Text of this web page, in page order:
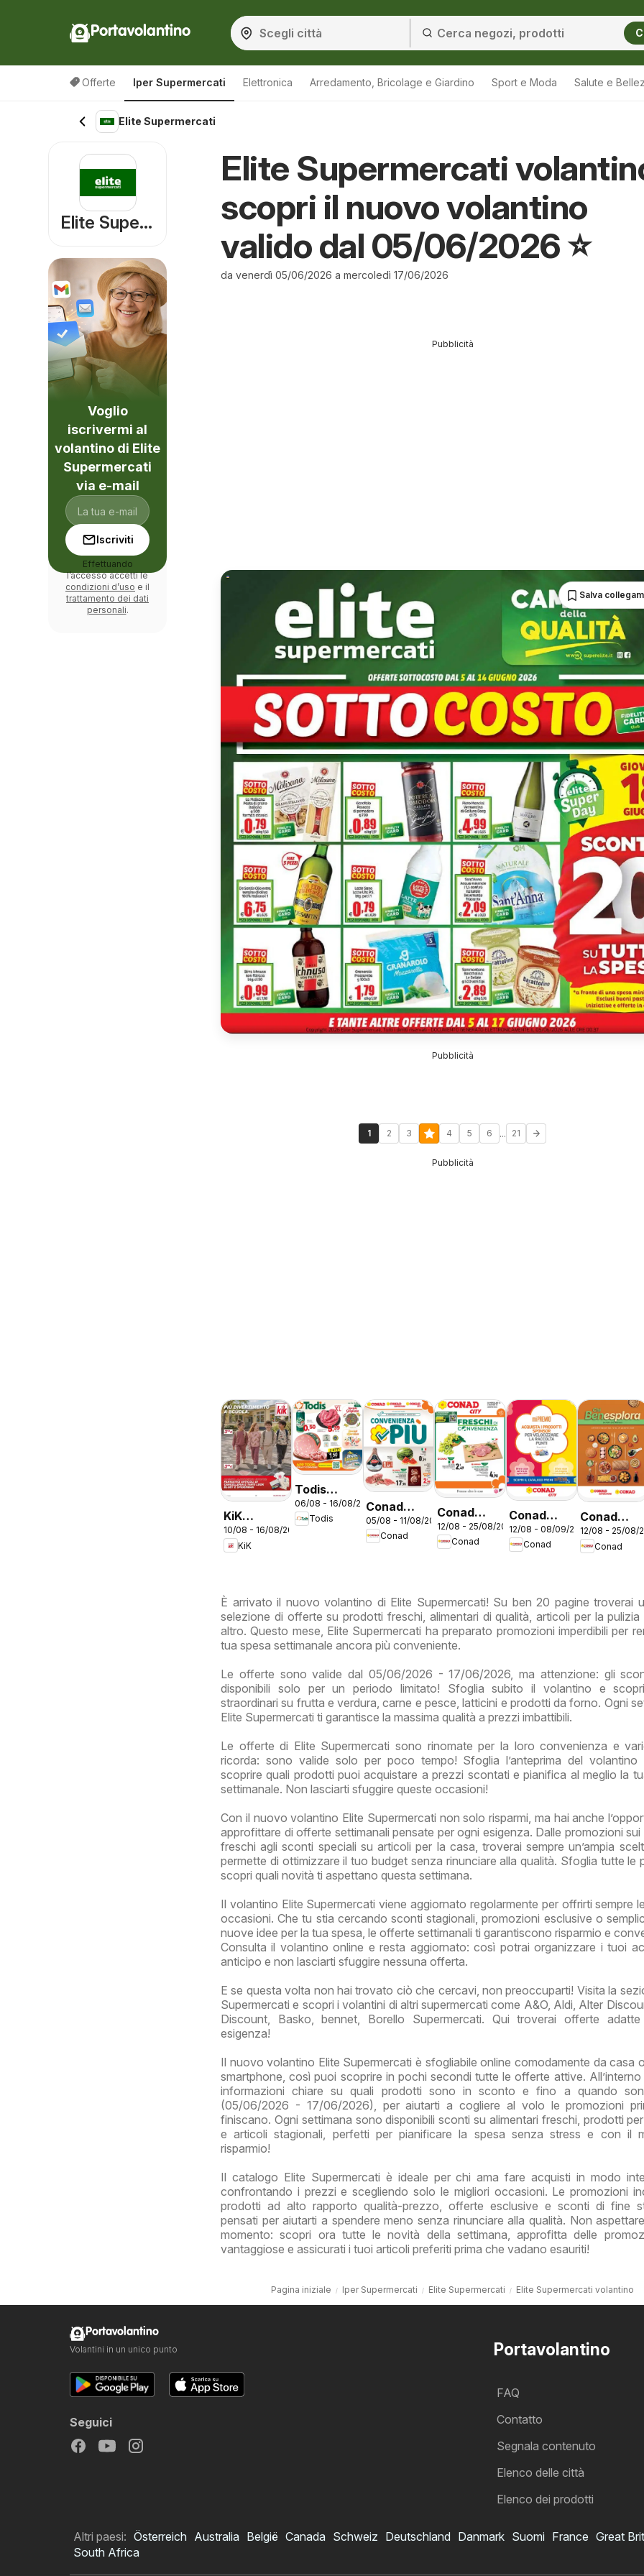
Portavolantino
Offerte Iper Supermercati Elettronica Arredamento, Bricolage e Giardino Sport e Moda Salute e
Elite Supermercati
Elite Supermercati
scopri il nuovo volantino
valido dal 05/06/2026 ⭐️
da venerdì 05/06/2026 a mercoledì 17/06/2026
Pubblicità
Salva
Pubblicità
1 2 3 4 5 6 ... 21
Pubblicità
KiK
volantino
Più
10/08 - 16/08/2026
KiK
Todis
volantino
Lazio
06/08 - 16/08/2026
Todis
Conad
volantino
Convenienza
05/08 - 11/08/2026
Conad
Conad
volantino
City Lazio
12/08 - 25/08/2026
Conad
Conad
volantino
City Mi
12/08 - 08/09/2026
Conad
Conad
volantino
Benesplora
12/08 - 25/08/
Conad
È arrivato il nuovo volantino di Elite Supermercati! Su ben 20 pagine troverai
selezione di offerte su prodotti freschi, alimentari di qualità, articoli per la
altro. Questo mese, Elite Supermercati ha preparato promozioni imperdibili per
tua spesa settimanale ancora più conveniente.
Le offerte sono valide dal 05/06/2026 - 17/06/2026, ma attenzione: gli
disponibili solo per un periodo limitato! Sfoglia subito il volantino e
straordinari su frutta e verdura, carne e pesce, latticini e prodotti da forno. Ogni
Elite Supermercati ti garantisce la massima qualità a prezzi imbattibili.
Le offerte di Elite Supermercati sono rinomate per la loro convenienza e
ricorda: sono valide solo per poco tempo! Sfoglia l’anteprima del volantino
scoprire quali prodotti puoi acquistare a prezzi scontati e pianifica al meglio la
settimanale. Non lasciarti sfuggire queste occasioni!
Con il nuovo volantino Elite Supermercati non solo risparmi, ma hai anche
approfittare di offerte settimanali pensate per ogni esigenza. Dalle promozioni
freschi agli sconti speciali su articoli per la casa, troverai sempre un’ampia
permette di ottimizzare il tuo budget senza rinunciare alla qualità. Sfoglia tutte le
scopri quali novità ti aspettano questa settimana.
Il volantino Elite Supermercati viene aggiornato regolarmente per offrirti sempre
occasioni. Che tu stia cercando sconti stagionali, promozioni esclusive o
nuove idee per la tua spesa, le offerte settimanali ti garantiscono risparmio e
Consulta il volantino online e resta aggiornato: così potrai organizzare i tuoi
anticipo e non lasciarti sfuggire nessuna offerta.
E se questa volta non hai trovato ciò che cercavi, non preoccuparti! Visita la
Supermercati e scopri i volantini di altri supermercati come A&O, Aldi, Alter
Discount, Basko, bennet, Borello Supermercati. Qui troverai offerte
esigenza!
Il nuovo volantino Elite Supermercati è sfogliabile online comodamente da casa
smartphone, così puoi scoprire in pochi secondi tutte le offerte attive. All’interno
informazioni chiare su quali prodotti sono in sconto e fino a quando
(05/06/2026 - 17/06/2026), per aiutarti a cogliere al volo le promozioni
finiscano. Ogni settimana sono disponibili sconti su alimentari freschi, prodotti
e articoli stagionali, perfetti per pianificare la spesa senza stress e con il
risparmio!
Il catalogo Elite Supermercati è ideale per chi ama fare acquisti in modo
confrontando i prezzi e scegliendo solo le migliori occasioni. Le promozioni
prodotti ad alto rapporto qualità-prezzo, offerte esclusive e sconti di fine
pensati per aiutarti a spendere meno senza rinunciare alla qualità. Non aspettare
momento: scopri ora tutte le novità della settimana, approfitta delle
vantaggiose e assicurati i tuoi articoli preferiti prima che vadano esauriti!
Pagina iniziale Iper Supermercati Elite Supermercati Elite Supermercati volantino
Elite Supermercati
Voglio
iscrivermi al
volantino di Elite
Supermercati
via e-mail
Iscriviti
Effettuando
l’accesso accetti le
condizioni d’uso e il
trattamento dei dati
personali.
Portavolantino
FAQ
Contatto
Segnala contenuto
Elenco delle città
Elenco dei prodotti
Portavolantino
Volantini in un unico punto
Seguici
Altri paesi: Österreich Australia België Canada Schweiz Deutschland Danmark Suomi France Great
South Africa